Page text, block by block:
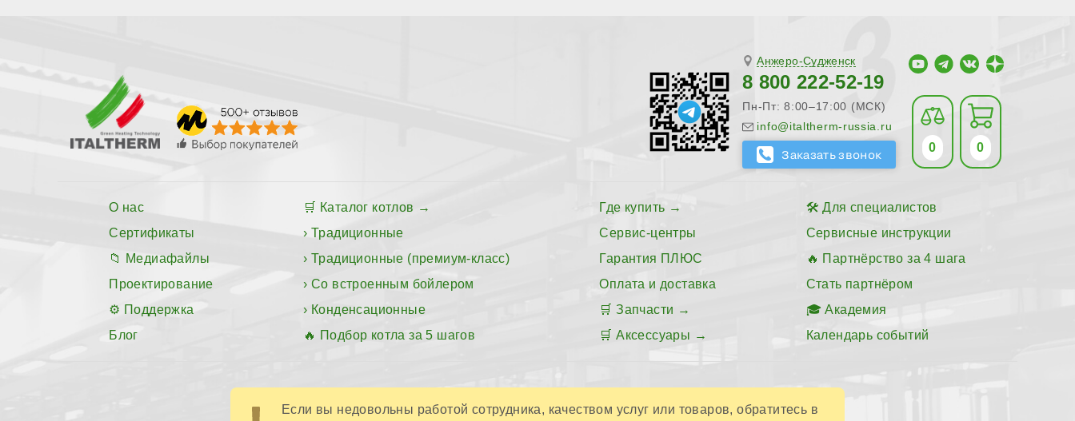
Анжеро-Судженск
8 800 222-52-19
Пн-Пт: 8:00–17:00 (МСК)
info@italtherm-russia.ru
0 0
О нас
Сертификаты
Медиафайлы
Проектирование
Поддержка
Блог
Каталог котлов
Традиционные
Традиционные (премиум-класс)
Со встроенным бойлером
Конденсационные
Подбор котла за 5 шагов
Где купить
Сервис-центры
Гарантия ПЛЮС
Оплата и доставка
Запчасти
Аксессуары
Для специалистов
Сервисные инструкции
Партнёрство за 4 шага
Стать партнёром
Академия
Календарь событий
Если вы недовольны работой сотрудника, качеством услуг или товаров, обратитесь в